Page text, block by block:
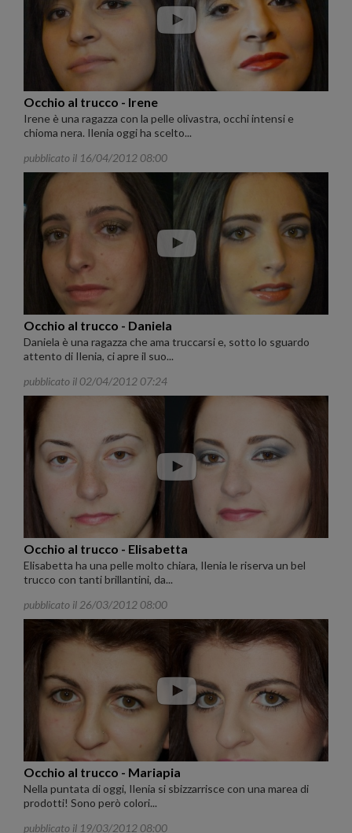
Occhio al trucco - Irene
Irene è una ragazza con la pelle olivastra, occhi intensi e
chioma nera. Ilenia oggi ha scelto...
pubblicato il 16/04/2012 08:00
Occhio al trucco - Daniela
Daniela è una ragazza che ama truccarsi e, sotto lo sguardo
attento di Ilenia, ci apre il suo...
pubblicato il 02/04/2012 07:24
Occhio al trucco - Elisabetta
Elisabetta ha una pelle molto chiara, Ilenia le riserva un bel
trucco con tanti brillantini, da...
pubblicato il 26/03/2012 08:00
Occhio al trucco - Mariapia
Nella puntata di oggi, Ilenia si sbizzarrisce con una marea di
prodotti! Sono però colori...
pubblicato il 19/03/2012 08:00